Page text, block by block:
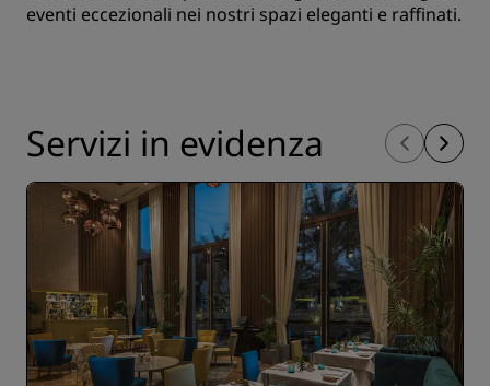
eventi eccezionali nei nostri spazi eleganti e raffinati.
Servizi in evidenza